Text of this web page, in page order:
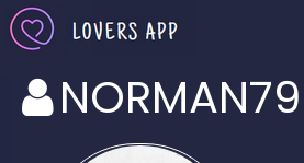
NORMAN79